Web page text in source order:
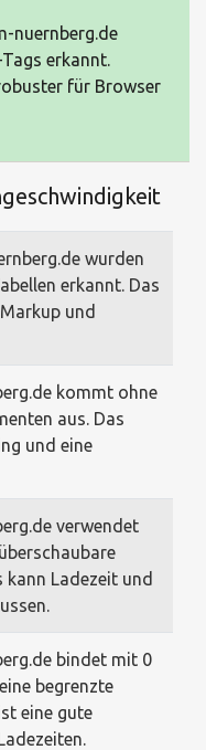
nuernberg.de
erkannt.
für Browser
wurden
erkannt. Das
und
kommt ohne
aus. Das
und eine
verwendet
kann Ladezeit und
bindet mit 0
begrenzte
eine gute